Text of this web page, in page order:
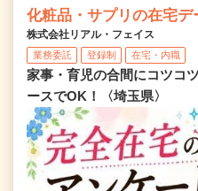
化粧品・サプリの在宅デ
株式会社リアル・フェイス
業務委託 登録制 在宅・内職
家事・育児の合間にコツコ
ースでOK！〈埼玉県〉